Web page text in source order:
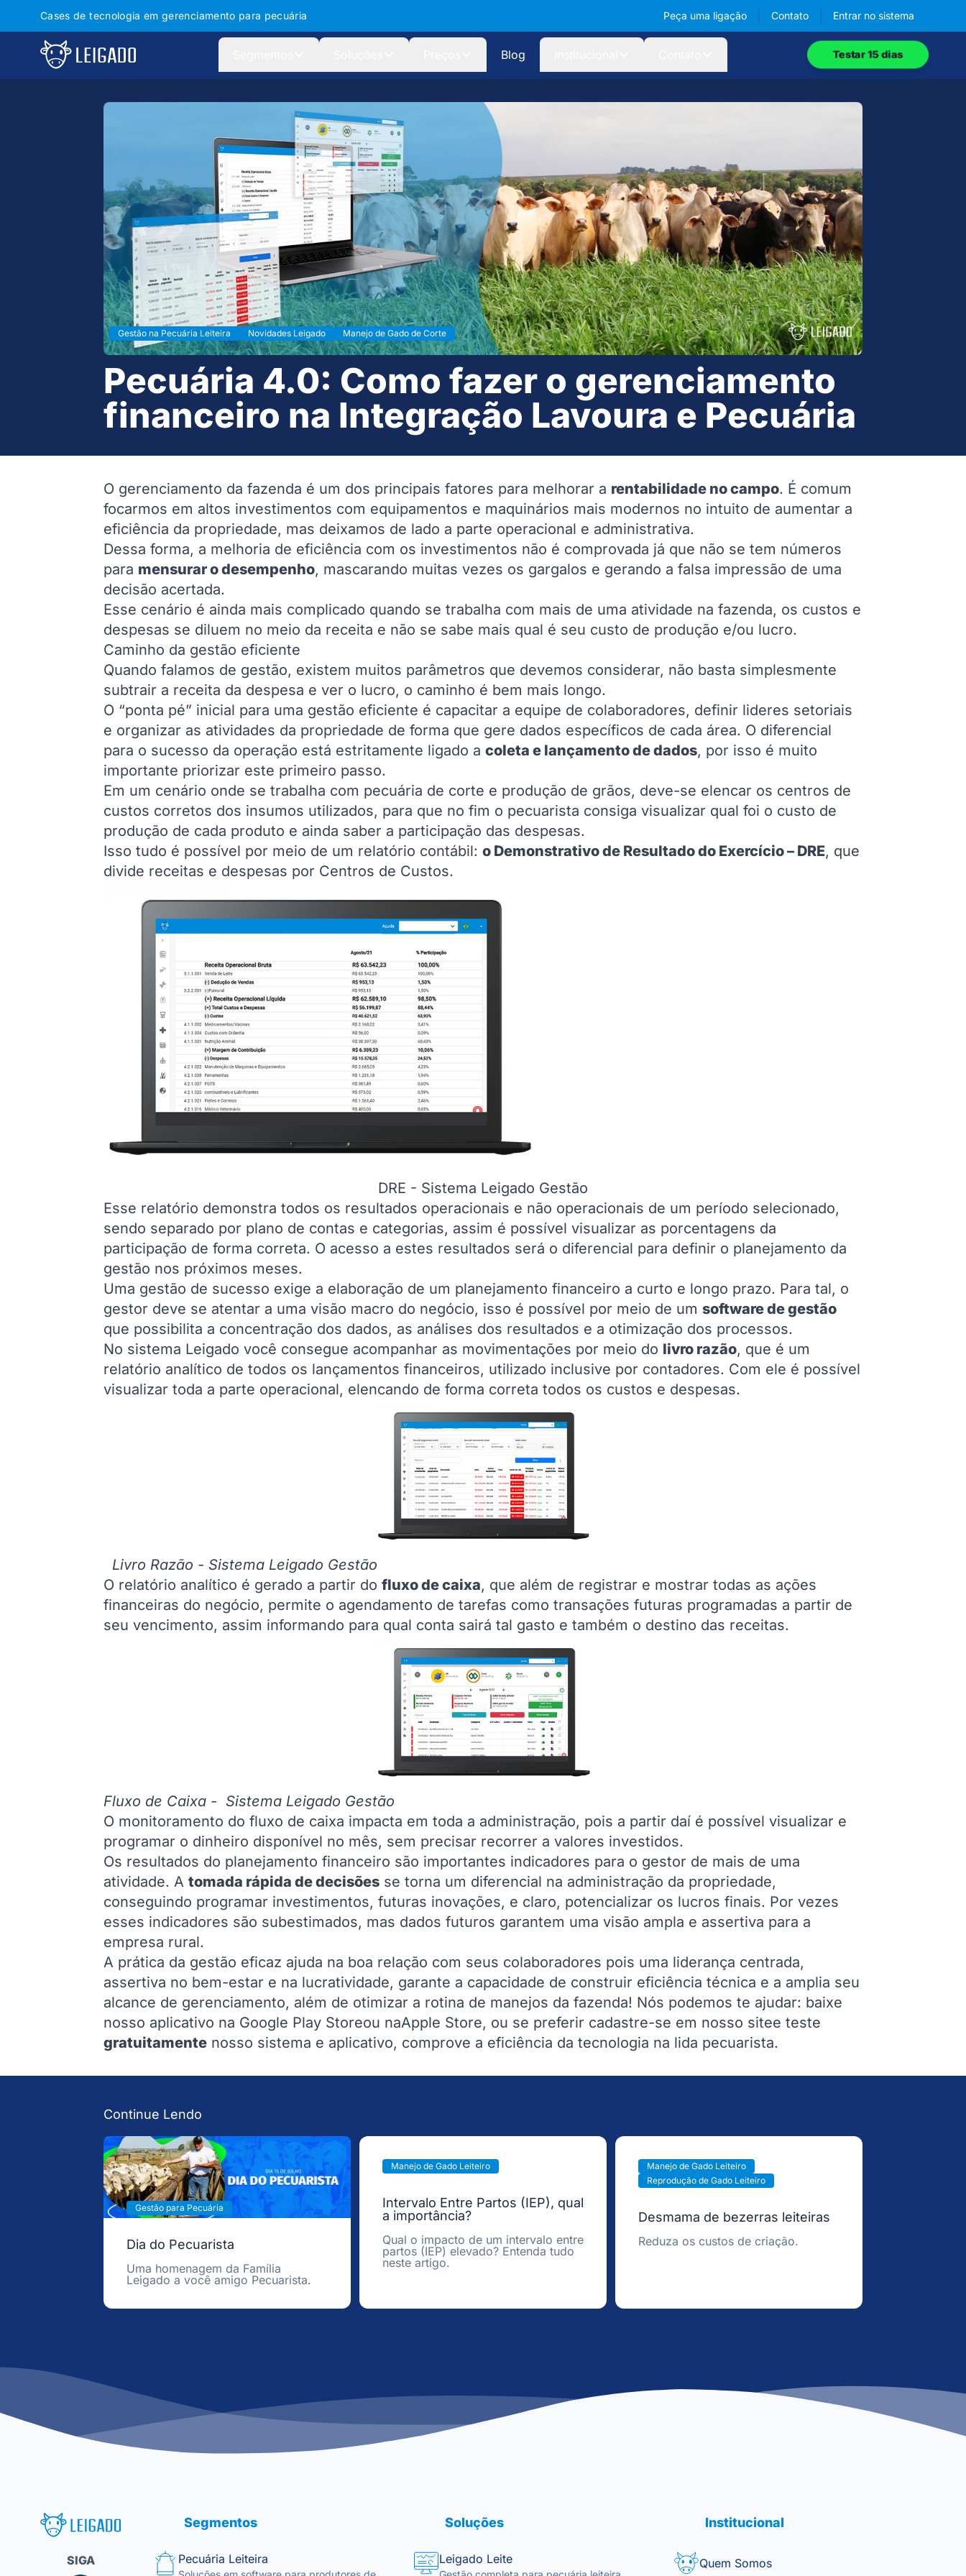
Cases de tecnologia em gerenciamento para pecuária Peça uma ligação Contato Entrar no sistema
Leigado Blog Testar 15 dias
Gestão na Pecuária Leiteira Novidades Leigado Manejo de Gado de Corte
Pecuária 4.0: Como fazer o gerenciamento
financeiro na Integração Lavoura e Pecuária
O gerenciamento da fazenda é um dos principais fatores para melhorar a rentabilidade no campo. É comum
focarmos em altos investimentos com equipamentos e maquinários mais modernos no intuito de aumentar a
eficiência da propriedade, mas deixamos de lado a parte operacional e administrativa.
Dessa forma, a melhoria de eficiência com os investimentos não é comprovada já que não se tem números
para mensurar o desempenho, mascarando muitas vezes os gargalos e gerando a falsa impressão de uma
decisão acertada.
Esse cenário é ainda mais complicado quando se trabalha com mais de uma atividade na fazenda, os custos e
despesas se diluem no meio da receita e não se sabe mais qual é seu custo de produção e/ou lucro.
Caminho da gestão eficiente
Quando falamos de gestão, existem muitos parâmetros que devemos considerar, não basta simplesmente
subtrair a receita da despesa e ver o lucro, o caminho é bem mais longo.
O “ponta pé” inicial para uma gestão eficiente é capacitar a equipe de colaboradores, definir lideres setoriais
e organizar as atividades da propriedade de forma que gere dados específicos de cada área. O diferencial
para o sucesso da operação está estritamente ligado a coleta e lançamento de dados, por isso é muito
importante priorizar este primeiro passo.
Em um cenário onde se trabalha com pecuária de corte e produção de grãos, deve-se elencar os centros de
custos corretos dos insumos utilizados, para que no fim o pecuarista consiga visualizar qual foi o custo de
produção de cada produto e ainda saber a participação das despesas.
Isso tudo é possível por meio de um relatório contábil: o Demonstrativo de Resultado do Exercício – DRE, que
divide receitas e despesas por Centros de Custos.
DRE - Sistema Leigado Gestão
Esse relatório demonstra todos os resultados operacionais e não operacionais de um período selecionado,
sendo separado por plano de contas e categorias, assim é possível visualizar as porcentagens da
participação de forma correta. O acesso a estes resultados será o diferencial para definir o planejamento da
gestão nos próximos meses.
Uma gestão de sucesso exige a elaboração de um planejamento financeiro a curto e longo prazo. Para tal, o
gestor deve se atentar a uma visão macro do negócio, isso é possível por meio de um software de gestão
que possibilita a concentração dos dados, as análises dos resultados e a otimização dos processos.
No sistema Leigado você consegue acompanhar as movimentações por meio do livro razão, que é um
relatório analítico de todos os lançamentos financeiros, utilizado inclusive por contadores. Com ele é possível
visualizar toda a parte operacional, elencando de forma correta todos os custos e despesas.
Livro Razão - Sistema Leigado Gestão
O relatório analítico é gerado a partir do fluxo de caixa, que além de registrar e mostrar todas as ações
financeiras do negócio, permite o agendamento de tarefas como transações futuras programadas a partir de
seu vencimento, assim informando para qual conta sairá tal gasto e também o destino das receitas.
Fluxo de Caixa - Sistema Leigado Gestão
O monitoramento do fluxo de caixa impacta em toda a administração, pois a partir daí é possível visualizar e
programar o dinheiro disponível no mês, sem precisar recorrer a valores investidos.
Os resultados do planejamento financeiro são importantes indicadores para o gestor de mais de uma
atividade. A tomada rápida de decisões se torna um diferencial na administração da propriedade,
conseguindo programar investimentos, futuras inovações, e claro, potencializar os lucros finais. Por vezes
esses indicadores são subestimados, mas dados futuros garantem uma visão ampla e assertiva para a
empresa rural.
A prática da gestão eficaz ajuda na boa relação com seus colaboradores pois uma liderança centrada,
assertiva no bem-estar e na lucratividade, garante a capacidade de construir eficiência técnica e a amplia seu
alcance de gerenciamento, além de otimizar a rotina de manejos da fazenda! Nós podemos te ajudar: baixe
nosso aplicativo na Google Play Storeou naApple Store, ou se preferir cadastre-se em nosso sitee teste
gratuitamente nosso sistema e aplicativo, comprove a eficiência da tecnologia na lida pecuarista.
Continue Lendo
Gestão para Pecuária
Dia do Pecuarista
Uma homenagem da Família
Leigado a você amigo Pecuarista.
Manejo de Gado Leiteiro
Intervalo Entre Partos (IEP), qual
a importância?
Qual o impacto de um intervalo entre
partos (IEP) elevado? Entenda tudo
neste artigo.
Manejo de Gado Leiteiro
Reprodução de Gado Leiteiro
Desmama de bezerras leiteiras
Reduza os custos de criação.
Leigado Tecnologia para Pecuária
SIGA
Segmentos
Pecuária Leiteira
Soluções
Leigado Leite
Institucional
Quem Somos